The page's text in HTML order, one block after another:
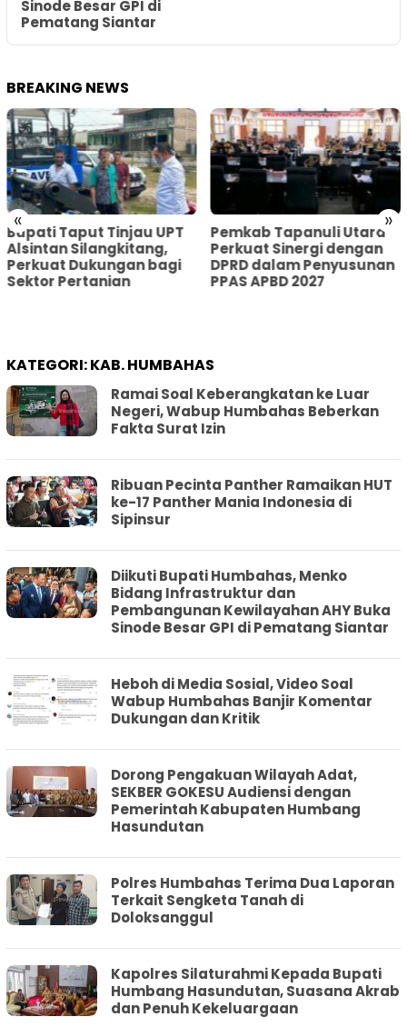
Sinode Besar GPI di
Pematang Siantar
BREAKING NEWS
« »
Bupati Taput Tinjau UPT
Alsintan Silangkitang,
Perkuat Dukungan bagi
Sektor Pertanian
Pemkab Tapanuli Utara
Perkuat Sinergi dengan
DPRD dalam Penyusunan
PPAS APBD 2027
KATEGORI:KAB. HUMBAHAS
Ramai Soal Keberangkatan ke Luar
Negeri, Wabup Humbahas Beberkan
Fakta Surat Izin
Ribuan Pecinta Panther Ramaikan HUT
ke-17 Panther Mania Indonesia di
Sipinsur
Diikuti Bupati Humbahas, Menko
Bidang Infrastruktur dan
Pembangunan Kewilayahan AHY Buka
Sinode Besar GPI di Pematang Siantar
Heboh di Media Sosial, Video Soal
Wabup Humbahas Banjir Komentar
Dukungan dan Kritik
Dorong Pengakuan Wilayah Adat,
SEKBER GOKESU Audiensi dengan
Pemerintah Kabupaten Humbang
Hasundutan
Polres Humbahas Terima Dua Laporan
Terkait Sengketa Tanah di
Doloksanggul
Kapolres Silaturahmi Kepada Bupati
Humbang Hasundutan, Suasana Akrab
dan Penuh Kekeluargaan